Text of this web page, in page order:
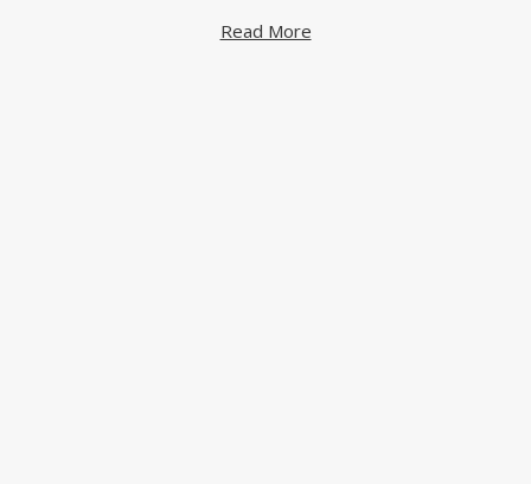
אנטומי רפלקסיבי, גפה העשויה מעור באיכות גבוהה הנשמר לאורך
Read More